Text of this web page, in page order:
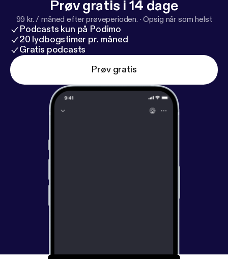
Prøv gratis i 14 dage
99 kr. / måned efter prøveperioden. ·Opsig når som helst
Podcasts kun på Podimo
20 lydbogstimer pr. måned
Gratis podcasts
Prøv gratis